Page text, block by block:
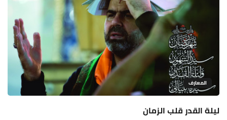
المعارف
ليلة القدر قلب الزمان